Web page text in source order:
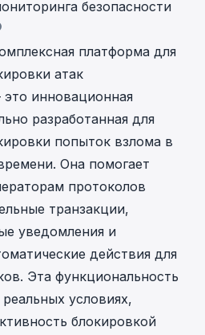
безопасности
платформа для
атак
инновационная
разработанная для
попыток взлома в
Она помогает
протоколов
транзакции,
уведомления и
действия для
Эта функциональность
условиях,
блокировкой